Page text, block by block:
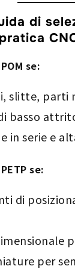
di
se:
slitte, parti
basso
in serie e
se:
di
per